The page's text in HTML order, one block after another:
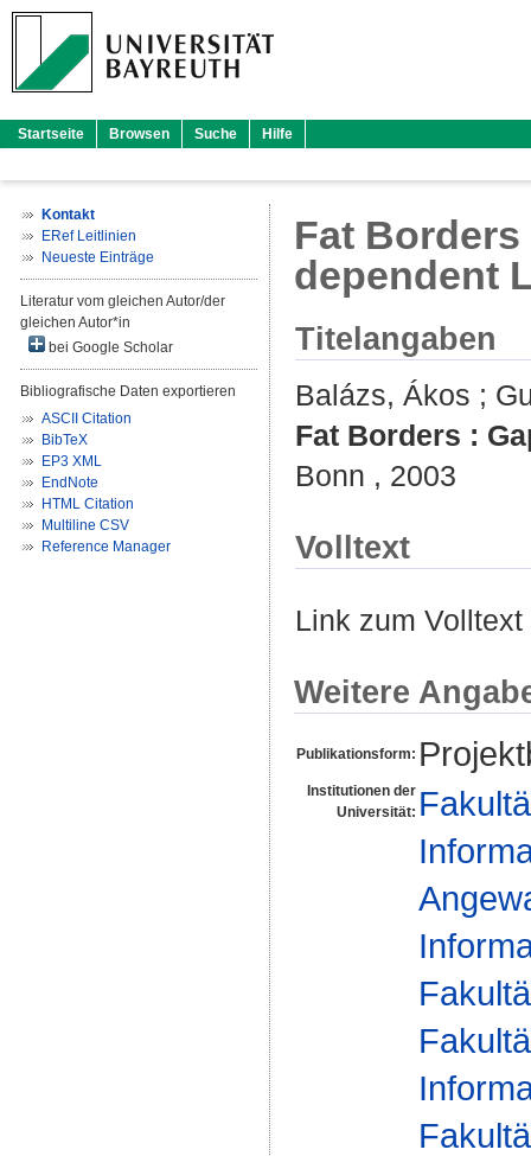
Startseite Browsen Suche Hilfe
Kontakt
ERef Leitlinien
Neueste Einträge
Literatur vom gleichen Autor/der
gleichen Autor*in
bei Google Scholar
Bibliografische Daten exportieren
ASCII Citation
BibTeX
EP3 XML
EndNote
HTML Citation
Multiline CSV
Reference Manager
Fat
dependent
Titelangaben
Balázs, Ákos ;
Fat Borders :
Bonn , 2003
Volltext
Link zum
Weitere
Publikationsform:
Institutionen der
Universität: